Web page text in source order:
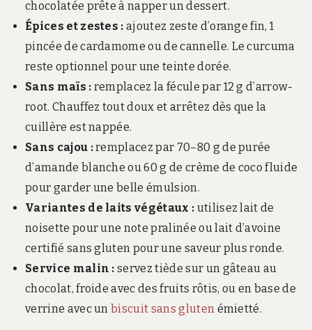
chocolatée prête à napper un dessert.
Épices et zestes : ajoutez zeste d’orange fin, 1
pincée de cardamome ou de cannelle. Le curcuma
reste optionnel pour une teinte dorée.
Sans maïs : remplacez la fécule par 12 g d’arrow-
root. Chauffez tout doux et arrêtez dès que la
cuillère est nappée.
Sans cajou :remplacez par 70–80 g de purée
d’amande blanche ou 60 g de crème de coco fluide
pour garder une belle émulsion.
Variantes de laits végétaux : utilisez lait de
noisette pour une note pralinée ou lait d’avoine
certifié sans gluten pour une saveur plus ronde.
Service malin : servez tiède sur un gâteau au
chocolat, froide avec des fruits rôtis, ou en base de
verrine avec un biscuit sans gluten émietté.